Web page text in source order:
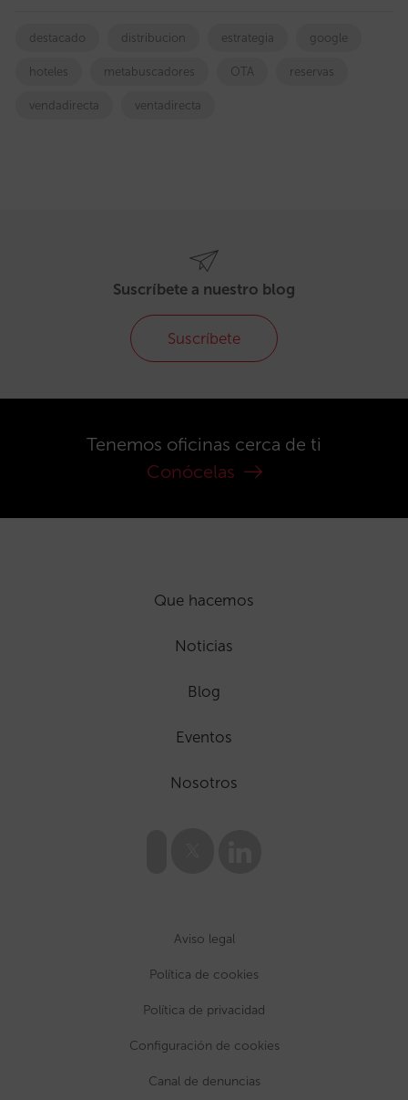
destacado distribucion estrategia google
hoteles metabuscadores OTA reservas
vendadirecta ventadirecta
Suscríbete a nuestro blog
Suscríbete
Tenemos oficinas cerca de ti
Conócelas
Que hacemos
Noticias
Blog
Eventos
Nosotros
Aviso legal
Política de cookies
Política de privacidad
Configuración de cookies
Canal de denuncias